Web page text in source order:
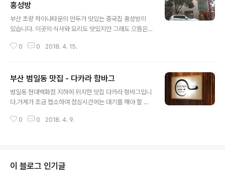
홍성방
부산 초량 차이나타운의 만두가 맛있는 중국집 홍성방이
있습니다. 이곳의 식사와 요리도 맛있지만 그래도 으뜸은
두가 있는데 각각 1인분에 7000원입니다. 꼭 한번 모든
다 가게가 더 작습니다. 홍성방의 영업시간은 오전 11에서
오후 9시30분까지 하며, 주차장은 차이나타운 공용주차장
에 하면 됩니다. 오늘은 군만두를 포장해서 왔습니다. 표장
두의 구성입니다. 제일 중요한 군만두와 오이, 단무지, 간장
0 0 2018. 4. 15.
부산 범일동 맛집 - 다카라 함바그
범일동 현대백화점 지하에 위치한 맛집 다카라 함바그입니
다.가게가 조금 협소하여 점심시간에는 대기를 해야 할 수
다 먹고 했습니다. 메뉴 판입니다.여러 메뉴가 있는데, 하나
집에서 먹었던 향수를 느낄 수 있어요~~ 매우야끼우동 함
바그를 처음 주문했는데, 생각보다 야끼우동이 맛있었습니
0 0 2018. 4. 9.
이 블로그 인기글